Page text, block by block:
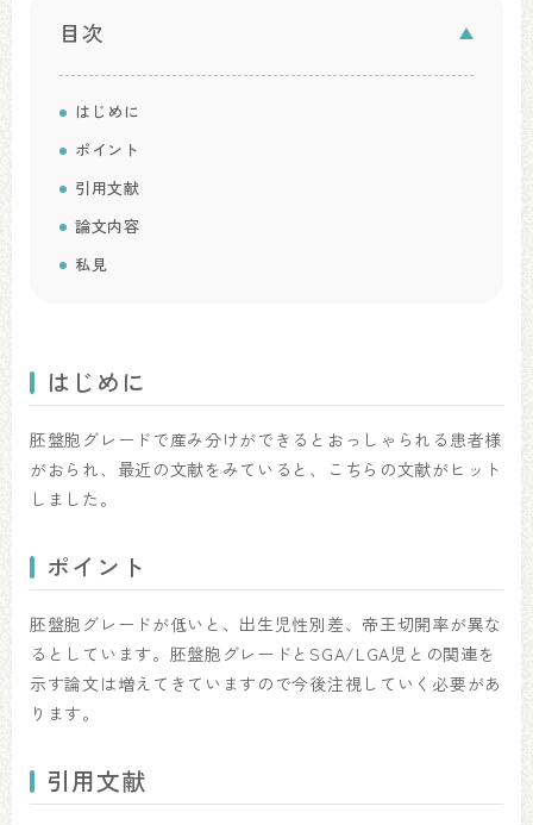
目次
はじめに
ポイント
引用文献
論文内容
私見
はじめに
胚盤胞グレードで産み分けができるとおっしゃられる患者様
がおられ、最近の文献をみていると、こちらの文献がヒット
しました。
ポイント
胚盤胞グレードが低いと、出生児性別差、帝王切開率が異な
るとしています。胚盤胞グレードとSGA/LGA児との関連を
示す論文は増えてきていますので今後注視していく必要があ
ります。
引用文献